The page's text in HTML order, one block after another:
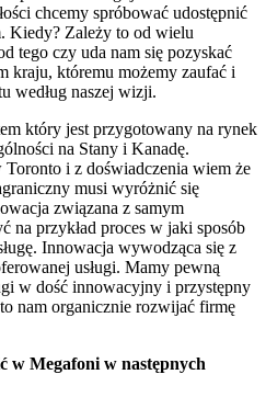
chcemy spróbować udostępnić
Kiedy? Zależy to od wielu
tego czy uda nam się pozyskać
kraju, któremu możemy zaufać i
według naszej wizji.
który jest przygotowany na rynek
na Stany i Kanadę.
Toronto i z doświadczenia wiem że
musi wyróżnić się
związana z samym
na przykład proces w jaki sposób
Innowacja wywodząca się z
usługi. Mamy pewną
w dość innowacyjny i przystępny
nam organicznie rozwijać firmę
w Megafoni w następnych